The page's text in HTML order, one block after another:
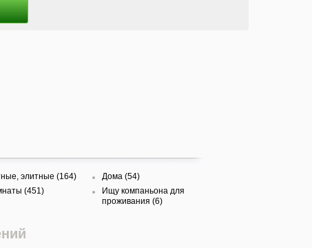
элитные (164)
(451)
Дома (54)
Ищу компаньона для
проживания (6)